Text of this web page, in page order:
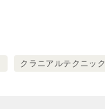
クラニアルテクニック